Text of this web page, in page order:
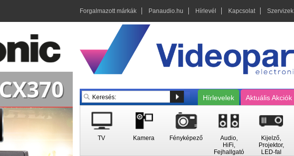
Forgalmazott márkák Panaudio.hu Hírlevél Kapcsolat Szervizek
Hírlevelek
Aktuális Akciók
TV Kamera Fényképező
Audio,
HiFi,
Fejhallgató
Kijelző,
Projektor,
LED-fal